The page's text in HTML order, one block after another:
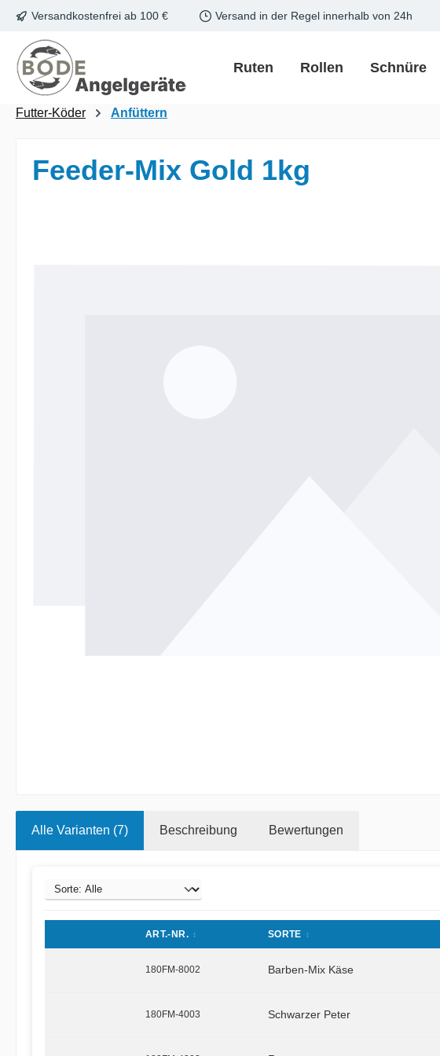
Hauptinhalt springen
Zur Suche springen
Zur Hauptnavigation springen
Versandkostenfrei ab 100 € Versand in der Regel innerhalb von 24h
Ruten Rollen Schnüre
Futter-Köder Anfüttern
Feeder-Mix Gold 1kg
Alle Varianten (7) Beschreibung Bewertungen
ART.-NR. SORTE
180FM-8002 Barben-Mix Käse
180FM-4003 Schwarzer Peter